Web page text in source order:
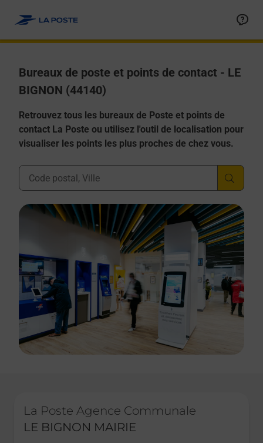
Bureaux de poste et points de contact - LE
BIGNON (44140)
Retrouvez tous les bureaux de Poste et points de
contact La Poste ou utilisez l'outil de localisation pour
visualiser les points les plus proches de chez vous.
Ville, Département, Code Postal
La Poste Agence Communale
LE BIGNON MAIRIE